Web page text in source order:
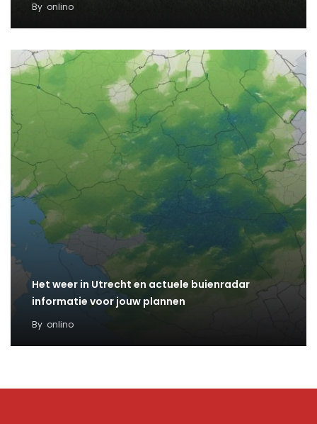
By onlino
Het weer in Utrecht en actuele buienradar
informatie voor jouw plannen
By onlino